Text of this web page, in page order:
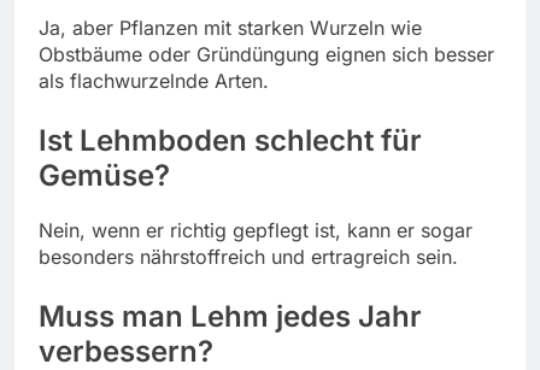
Ja, aber Pflanzen mit starken Wurzeln wie
Obstbäume oder Gründüngung eignen sich besser
als flachwurzelnde Arten.
Ist Lehmboden schlecht für
Gemüse?
Nein, wenn er richtig gepflegt ist, kann er sogar
besonders nährstoffreich und ertragreich sein.
Muss man Lehm jedes Jahr
verbessern?